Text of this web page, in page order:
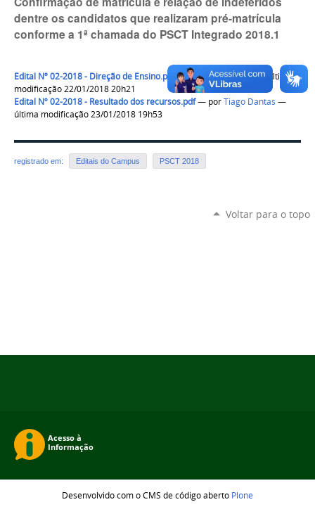
dentre os candidatos que realizaram pré-matrícula
conforme a 1ª chamada do PSCT Integrado 2018.1
Edital Nº 02-2018 - Direção de Ensino.pdf —porTiago Dantas— última
modificação 22/01/2018 20h21
Edital Nº 02-2018 - Resultado dos recursos.pdf— porTiago Dantas —
última modificação 23/01/2018 19h53
registrado em: Editais do Campus PSCT 2018
Voltar para o topo
Desenvolvido com o CMS de código aberto Plone